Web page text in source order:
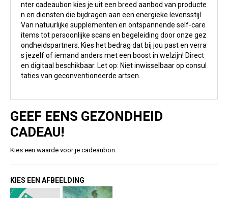
nter cadeaubon kies je uit een breed aanbod van producte
n en diensten die bijdragen aan een energieke levensstijl.
Van natuurlijke supplementen en ontspannende self-care
items tot persoonlijke scans en begeleiding door onze gez
ondheidspartners. Kies het bedrag dat bij jou past en verra
s jezelf of iemand anders met een boost in welzijn! Direct
en digitaal beschikbaar. Let op: Niet inwisselbaar op consul
taties van geconventioneerde artsen.
GEEF EENS GEZONDHEID
CADEAU!
Kies een waarde voor je cadeaubon.
KIES EEN AFBEELDING